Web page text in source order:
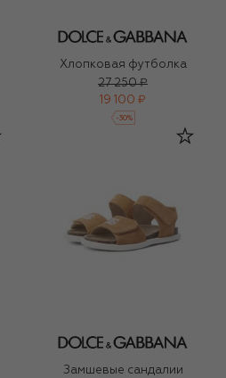
Хлопковая футболка
27 250 ₽
19 100 ₽
-30%
Замшевые сандалии